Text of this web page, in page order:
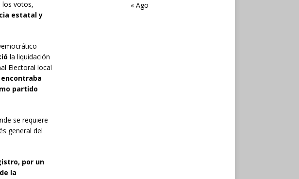
los votos,
estatal y
la liquidación
Electoral local
partido
se requiere
general del
por un
la
« Ago